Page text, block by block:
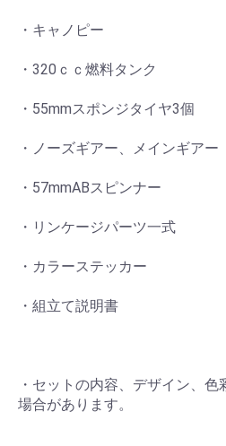
・キャノピー
・320ｃｃ燃料タンク
・55mmスポンジタイヤ3個
・ノーズギアー、メインギアー
・57mmABスピンナー
・リンケージパーツ一式
・カラーステッカー
・組立て説明書
・セットの内容、デザイン、
場合があります。